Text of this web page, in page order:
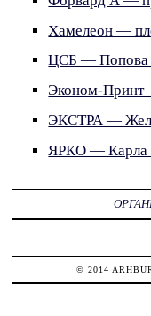
Хамелеон —
ЦСБ — Попова
Эконом-Принт
ЭКСТРА —
ЯРКО — Карла
© 2014